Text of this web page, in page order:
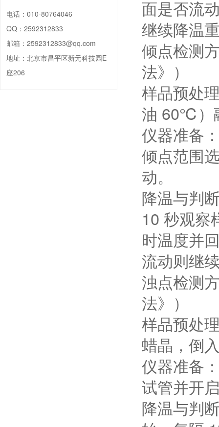
面是否流
继续降温
倾点检测
法》）
样品预处
油 60℃）
仪器准备
倾点范围
动。
降温与判
10 秒观察
时温度并
流动则继
浊点检测
法》）
样品预处
蜡晶，倒
仪器准备
试管并开
降温与判
电话： 010-80764046
QQ： 2592312833
邮箱： 2592312833@qq.com
地址： 北京市昌平区新元科技园E
座206